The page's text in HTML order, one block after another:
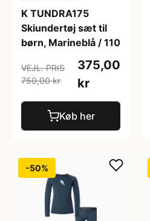
K TUNDRA175
Skiundertøj sæt til
børn, Marineblå / 110
VEJL. PRIS
750,00 kr
375,00
kr
Køb her
-50%